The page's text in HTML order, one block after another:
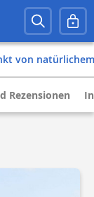
von
Rezensionen